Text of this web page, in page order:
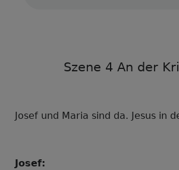
Szene 4 An der
Josef und Maria sind da. Jesus in
Josef: